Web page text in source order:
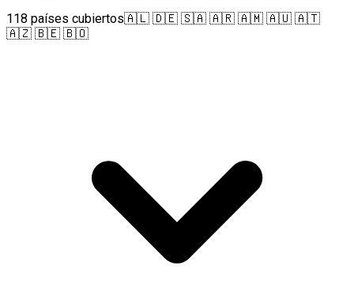
118 países cubiertos🇦🇱 🇩🇪 🇸🇦 🇦🇷 🇦🇲 🇦🇺 🇦🇹
🇦🇿 🇧🇪 🇧🇴